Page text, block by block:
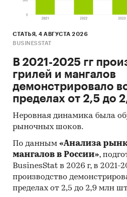
Региональные и
(отчетность открытых
Интервью с отдельными
отрасли, материалы
учреждений
Проведение интервью
участниками рынка,
продукции в РФ и Мире
Прочие источники
Категории:
Россия
СТАТЬЯ, 4 АВГУСТА 2026
BUSINESSTAT
В 2021-2025 гг
грилей и мангалов
демонстрировало
пределах от 2,5 до
Неровная динамика была
рыночных шоков.
По данным «Анализа
мангалов в России»,
BusinesStat в 2026 г, в 2021-
производство
пределах от 2,5 до 2,9 млн